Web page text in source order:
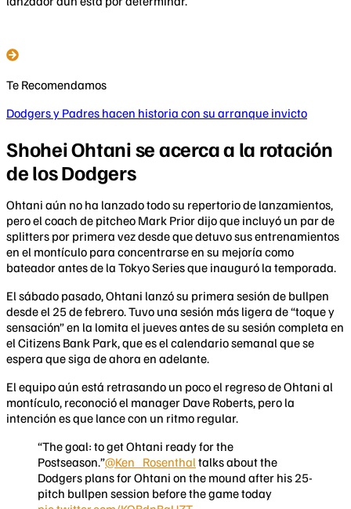
Te Recomendamos
Dodgers y Padres hacen historia con su arranque invicto
Shohei Ohtani se acerca a la rotación
de los Dodgers
Ohtani aún no ha lanzado todo su repertorio de lanzamientos,
pero el coach de pitcheo Mark Prior dijo que incluyó un par de
splitters por primera vez desde que detuvo sus entrenamientos
en el montículo para concentrarse en su mejoría como
bateador antes de la Tokyo Series que inauguró la temporada.
El sábado pasado, Ohtani lanzó su primera sesión de bullpen
desde el 25 de febrero. Tuvo una sesión más ligera de “toque y
sensación” en la lomita el jueves antes de su sesión completa en
el Citizens Bank Park, que es el calendario semanal que se
espera que siga de ahora en adelante.
El equipo aún está retrasando un poco el regreso de Ohtani al
montículo, reconoció el manager Dave Roberts, pero la
intención es que lance con un ritmo regular.
“The goal: to get Ohtani ready for the
Postseason.”@Ken_Rosenthal talks about the
Dodgers plans for Ohtani on the mound after his 25-
pitch bullpen session before the game today